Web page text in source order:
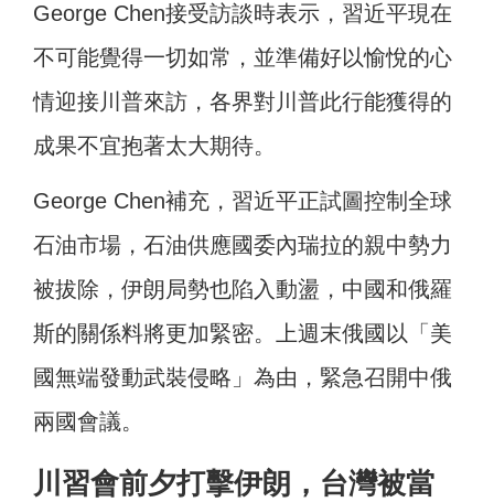
George Chen接受訪談時表示，習近平現在
不可能覺得一切如常，並準備好以愉悅的心
情迎接川普來訪，各界對川普此行能獲得的
成果不宜抱著太大期待。
George Chen補充，習近平正試圖控制全球
石油市場，石油供應國委內瑞拉的親中勢力
被拔除，伊朗局勢也陷入動盪，中國和俄羅
斯的關係料將更加緊密。上週末俄國以「美
國無端發動武裝侵略」為由，緊急召開中俄
兩國會議。
川習會前夕打擊伊朗，台灣被當